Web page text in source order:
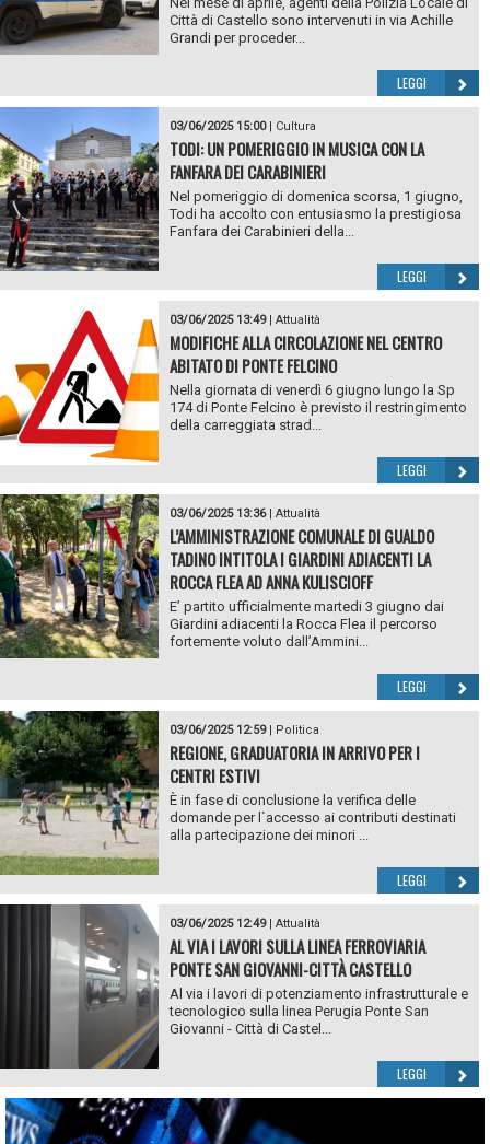
Città di Castello sono intervenuti in via Achille
Grandi per proceder...
LEGGI
03/06/2025 15:00| Cultura
TODI: UN POMERIGGIO IN MUSICA CON LA
FANFARA DEI CARABINIERI
Nel pomeriggio di domenica scorsa, 1 giugno,
Todi ha accolto con entusiasmo la prestigiosa
Fanfara dei Carabinieri della...
LEGGI
03/06/2025 13:49| Attualità
MODIFICHE ALLA CIRCOLAZIONE NEL CENTRO
ABITATO DI PONTE FELCINO
Nella giornata di venerdì 6 giugno lungo la Sp
174 di Ponte Felcino è previsto il restringimento
della carreggiata strad...
LEGGI
03/06/2025 13:36| Attualità
L’AMMINISTRAZIONE COMUNALE DI GUALDO
TADINO INTITOLA I GIARDINI ADIACENTI LA
ROCCA FLEA AD ANNA KULISCIOFF
E’ partito ufficialmente martedi 3 giugno dai
Giardini adiacenti la Rocca Flea il percorso
fortemente voluto dall’Ammini...
LEGGI
03/06/2025 12:59| Politica
REGIONE, GRADUATORIA IN ARRIVO PER I
CENTRI ESTIVI
È in fase di conclusione la verifica delle
domande per l`accesso ai contributi destinati
alla partecipazione dei minori ...
LEGGI
03/06/2025 12:49| Attualità
AL VIA I LAVORI SULLA LINEA FERROVIARIA
PONTE SAN GIOVANNI-CITTÀ CASTELLO
Al via i lavori di potenziamento infrastrutturale e
tecnologico sulla linea Perugia Ponte San
Giovanni - Città di Castel...
LEGGI